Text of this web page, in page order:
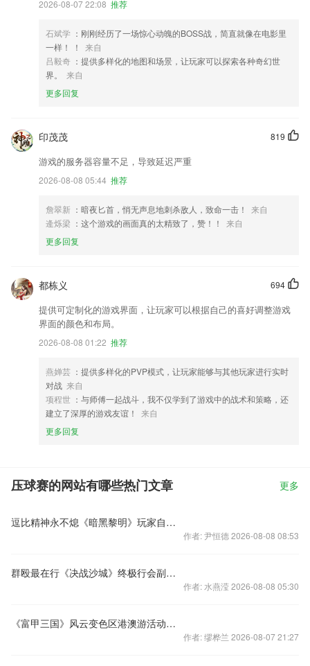
2026-08-07 22:08 推荐
石斌学 ：刚刚经历了一场惊心动魄的BOSS战，简直就像在电影里
一样！ ！
来自
吕毅奇 ：提供多样化的地图和场景，让玩家可以探索各种奇幻世
界。
来自
更多回复
819
印茂茂
游戏的服务器容量不足，导致延迟严重
2026-08-08 05:44 推荐
詹翠新 ：暗夜匕首，悄无声息地刺杀敌人，致命一击！
来自
逄烁梁 ：这个游戏的画面真的太精致了，赞！！
来自
更多回复
694
都栋义
提供可定制化的游戏界面，让玩家可以根据自己的喜好调整游戏
界面的颜色和布局。
2026-08-08 01:22 推荐
燕婵芸 ：提供多样化的PVP模式，让玩家能够与其他玩家进行实时
对战 来自
项程世 ：与师傅一起战斗，我不仅学到了游戏中的战术和策略，还
建立了深厚的游戏友谊！
来自
更多回复
压球赛的网站有哪些热门文章 更多
逗比精神永不熄《暗黑黎明》玩家自曝扮丑照片
作者: 尹恒德 2026-08-08 08:53
群殴最在行《决战沙城》终极行会副本群起而攻
作者: 水燕滢 2026-08-08 05:30
《富甲三国》风云变色区港澳游活动抽奖结果公示
作者: 缪桦兰 2026-08-07 21:27